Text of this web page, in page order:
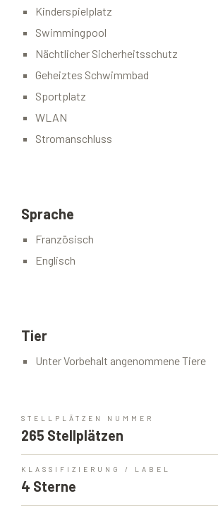
Kinderspielplatz
Swimmingpool
Nächtlicher Sicherheitsschutz
Geheiztes Schwimmbad
Sportplatz
WLAN
Stromanschluss
Sprache
Französisch
Englisch
Tier
Unter Vorbehalt angenommene Tiere
STELLPLÄTZEN NUMMER
265 Stellplätzen
KLASSIFIZIERUNG / LABEL
4 Sterne